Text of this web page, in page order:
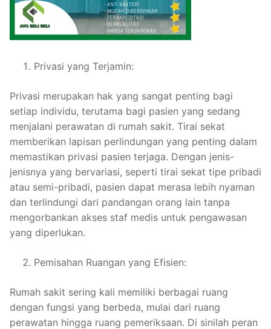
Privasi yang Terjamin:
Privasi merupakan hak yang sangat penting bagi
setiap individu, terutama bagi pasien yang sedang
menjalani perawatan di rumah sakit. Tirai sekat
memberikan lapisan perlindungan yang penting dalam
memastikan privasi pasien terjaga. Dengan jenis-
jenisnya yang bervariasi, seperti tirai sekat tipe pribadi
atau semi-pribadi, pasien dapat merasa lebih nyaman
dan terlindungi dari pandangan orang lain tanpa
mengorbankan akses staf medis untuk pengawasan
yang diperlukan.
Pemisahan Ruangan yang Efisien:
Rumah sakit sering kali memiliki berbagai ruang
dengan fungsi yang berbeda, mulai dari ruang
perawatan hingga ruang pemeriksaan. Di sinilah peran